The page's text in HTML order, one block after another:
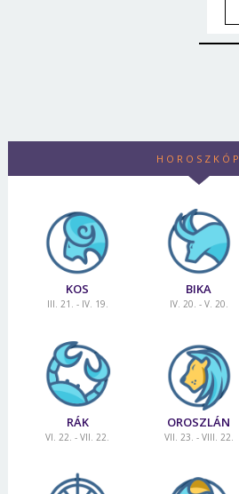
HOROSZKÓP
KOS
III. 21. - IV. 19.
BIKA
IV. 20. - V. 20.
RÁK
VI. 22. - VII. 22.
OROSZLÁN
VII. 23. - VIII. 22.